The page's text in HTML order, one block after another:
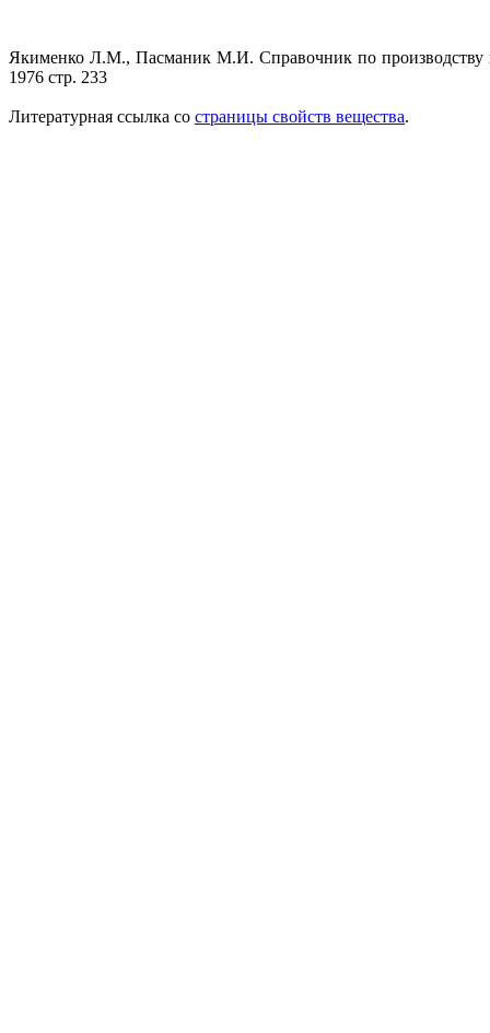
Якименко Л.М., Пасманик М.И. Справочник по производству
1976 стр. 233
Литературная ссылка со страницы свойств вещества.